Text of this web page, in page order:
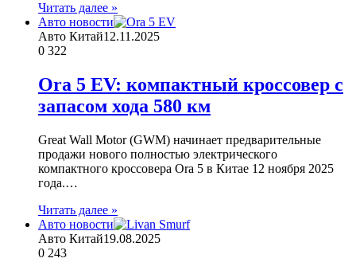
Читать далее »
Авто новости
Авто Китай12.11.2025
0 322
Ora 5 EV: компактный кроссовер с
запасом хода 580 км
Great Wall Motor (GWM) начинает предварительные
продажи нового полностью электрического
компактного кроссовера Ora 5 в Китае 12 ноября 2025
года.…
Читать далее »
Авто новости
Авто Китай19.08.2025
0 243